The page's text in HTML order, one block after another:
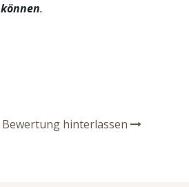
.
hinterlassen